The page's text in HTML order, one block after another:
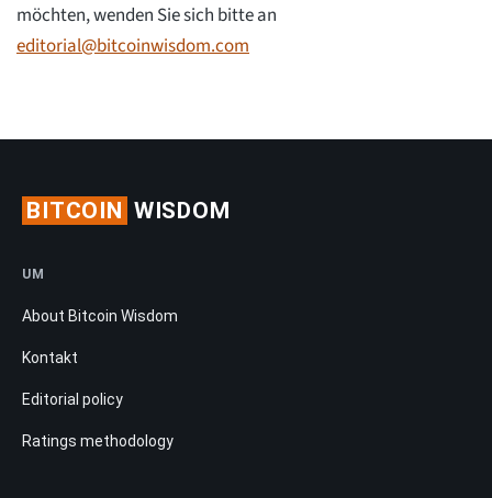
möchten, wenden Sie sich bitte an
editorial@bitcoinwisdom.com
BITCOIN WISDOM
UM
About Bitcoin Wisdom
Kontakt
Editorial policy
Ratings methodology